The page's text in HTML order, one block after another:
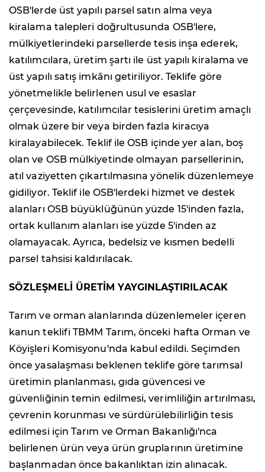
OSB'lerde üst yapılı parsel satın alma veya
kiralama talepleri doğrultusunda OSB'lere,
mülkiyetlerindeki parsellerde tesis inşa ederek,
katılımcılara, üretim şartı ile üst yapılı kiralama ve
üst yapılı satış imkânı getiriliyor. Teklife göre
yönetmelikle belirlenen usul ve esaslar
çerçevesinde, katılımcılar tesislerini üretim amaçlı
olmak üzere bir veya birden fazla kiracıya
kiralayabilecek. Teklif ile OSB içinde yer alan, boş
olan ve OSB mülkiyetinde olmayan parsellerinin,
atıl vaziyetten çıkartılmasına yönelik düzenlemeye
gidiliyor. Teklif ile OSB'lerdeki hizmet ve destek
alanları OSB büyüklüğünün yüzde 15'inden fazla,
ortak kullanım alanları ise yüzde 5'inden az
olamayacak. Ayrıca, bedelsiz ve kısmen bedelli
parsel tahsisi kaldırılacak.
SÖZLEŞMELİ ÜRETİM YAYGINLAŞTIRILACAK
Tarım ve orman alanlarında düzenlemeler içeren
kanun teklifi TBMM Tarım, önceki hafta Orman ve
Köyişleri Komisyonu'nda kabul edildi. Seçimden
önce yasalaşması beklenen teklife göre tarımsal
üretimin planlanması, gıda güvencesi ve
güvenliğinin temin edilmesi, verimliliğin artırılması,
çevrenin korunması ve sürdürülebilirliğin tesis
edilmesi için Tarım ve Orman Bakanlığı'nca
belirlenen ürün veya ürün gruplarının üretimine
başlanmadan önce bakanlıktan izin alınacak.